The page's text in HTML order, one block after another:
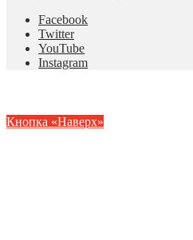
Facebook
Twitter
YouTube
Instagram
Кнопка «Наверх»